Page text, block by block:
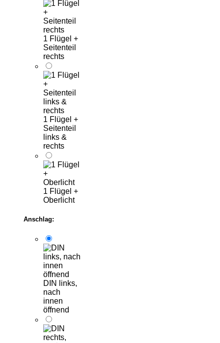
1 Flügel +
Seitenteil
rechts
1 Flügel +
Seitenteil
links &
rechts
1 Flügel +
Oberlicht
Anschlag:
DIN links,
nach
innen
öffnend